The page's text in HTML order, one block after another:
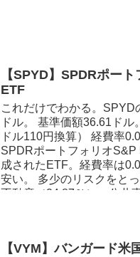
【SPYD】SPDRポー
ETF
これだけでわかる。SPYD
ドル。 基準価額36.61ド
ドル110円換算） 経費率
SPDRポートフォリオ
成されたETF。経費率は
安い。 多少のリスクをと
不動産（24.87％）、公共
ービス（10.5％）の順に
が少ない場合は一気に解
【VYM】バンガード米